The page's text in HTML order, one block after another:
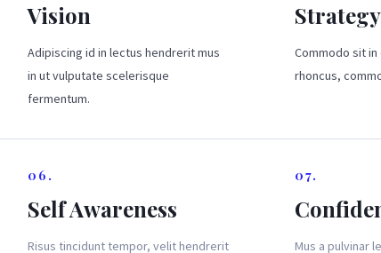
Vision
Adipiscing id in lectus hendrerit mus
in ut vulputate scelerisque
fermentum.
Strategy
Commodo sit
rhoncus,
06.
Self Awareness
Risus tincidunt tempor, velit hendrerit
07.
Mus a pulvinar